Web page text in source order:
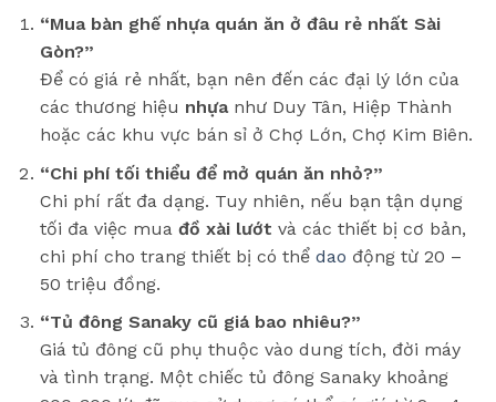
“Mua bàn ghế nhựa quán ăn ở đâu rẻ nhất Sài
Gòn?”
Để có giá rẻ nhất, bạn nên đến các đại lý lớn của
các thương hiệu nhựanhư Duy Tân, Hiệp Thành
hoặc các khu vực bán sỉ ở Chợ Lớn, Chợ Kim Biên.
“Chi phí tối thiểu để mở quán ăn nhỏ?”
Chi phí rất đa dạng. Tuy nhiên, nếu bạn tận dụng
tối đa việc mua đồ xài lướt và các thiết bị cơ bản,
chi phí cho trang thiết bị có thể dao động từ 20 –
50 triệu đồng.
“Tủ đông Sanaky cũ giá bao nhiêu?”
Giá tủ đông cũ phụ thuộc vào dung tích, đời máy
và tình trạng. Một chiếc tủ đông Sanaky khoảng